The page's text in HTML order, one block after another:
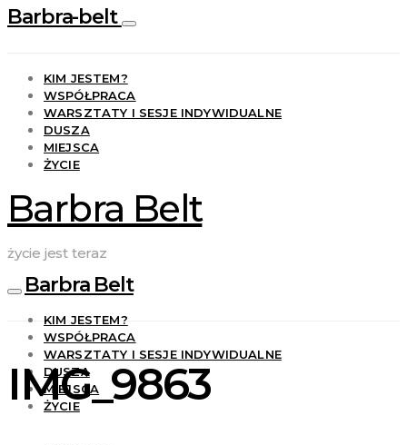
Barbra-belt
KIM JESTEM?
WSPÓŁPRACA
WARSZTATY I SESJE INDYWIDUALNE
DUSZA
MIEJSCA
ŻYCIE
Barbra Belt
życie jest teraz
Barbra Belt
KIM JESTEM?
WSPÓŁPRACA
WARSZTATY I SESJE INDYWIDUALNE
DUSZA
MIEJSCA
ŻYCIE
IMG_9863